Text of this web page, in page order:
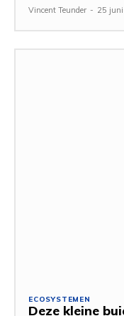
Vincent Teunder - 25
ECOSYSTEMEN
Deze kleine